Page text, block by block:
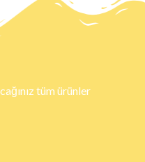
tüm ürünler